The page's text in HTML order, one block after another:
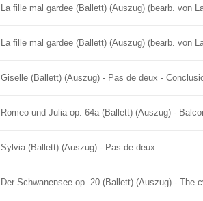
La fille mal gardee (Ballett) (Auszug) (bearb. von
La fille mal gardee (Ballett) (Auszug) (bearb. von
Giselle (Ballett) (Auszug) - Pas de deux -
Romeo und Julia op. 64a (Ballett) (Auszug) -
Sylvia (Ballett) (Auszug) - Pas de deux
Der Schwanensee op. 20 (Ballett) (Auszug) - The